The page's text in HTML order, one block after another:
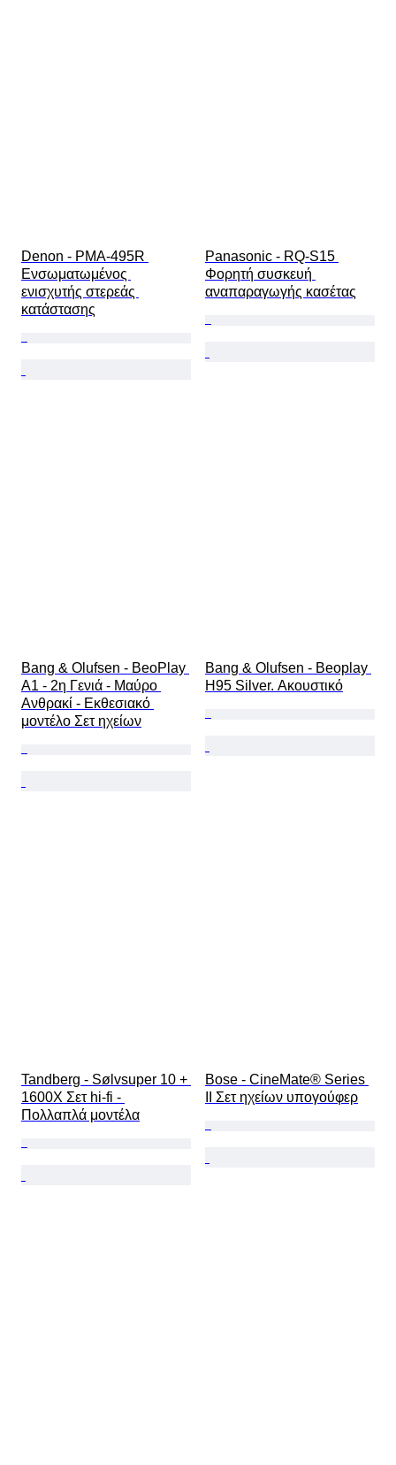
Denon - PMA-495R
Ενσωματωμένος
ενισχυτής στερεάς
κατάστασης
Panasonic - RQ-S15
Φορητή συσκευή
αναπαραγωγής κασέτας
Bang & Olufsen - BeoPlay
A1 - 2η Γενιά - Μαύρο
Ανθρακί - Εκθεσιακό
μοντέλο Σετ ηχείων
Bang & Olufsen - Beoplay
H95 Silver. Ακουστικό
Tandberg - Sølvsuper 10 +
1600X Σετ hi-fi -
Πολλαπλά μοντέλα
Bose - CineMate® Series
II Σετ ηχείων υπογούφερ